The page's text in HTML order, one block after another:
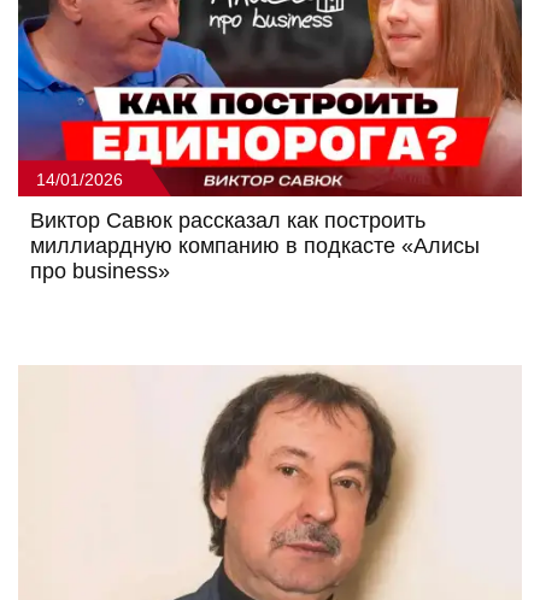
14/01/2026
Виктор Савюк рассказал как построить
миллиардную компанию в подкасте «Алисы
про business»